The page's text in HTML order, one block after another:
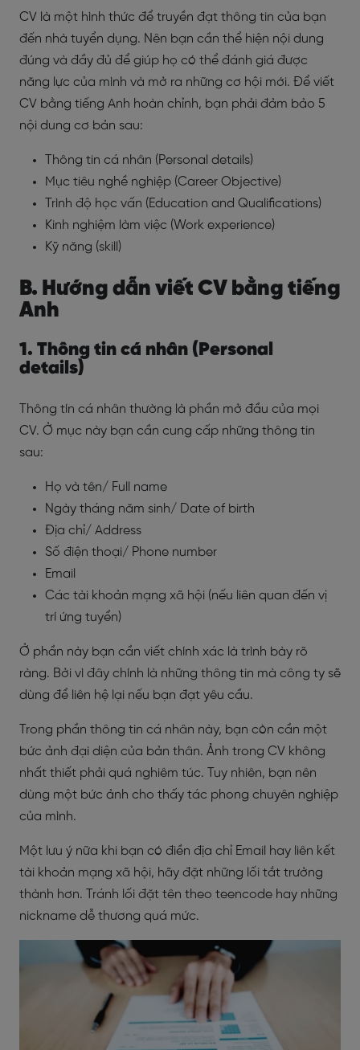
CV là một hình thức để truyền đạt thông tin của bạn
đến nhà tuyển dụng. Nên bạn cần thể hiện nội dung
đúng và đầy đủ để giúp họ có thể đánh giá được
năng lực của mình và mở ra những cơ hội mới. Để viết
CV bằng tiếng Anh hoàn chỉnh, bạn phải đảm bảo 5
nội dung cơ bản sau:
Thông tin cá nhân (Personal details)
Mục tiêu nghề nghiệp (Career Objective)
Trình độ học vấn (Education and Qualifications)
Kinh nghiệm làm việc (Work experience)
Kỹ năng (skill)
B. Hướng dẫn viết CV bằng tiếng
Anh
1. Thông tin cá nhân (Personal
details)
Thông tín cá nhân thường là phần mở đầu của mọi
CV. Ở mục này bạn cần cung cấp những thông tin
sau:
Họ và tên/ Full name
Ngày tháng năm sinh/ Date of birth
Địa chỉ/ Address
Số điện thoại/ Phone number
Email
Các tài khoản mạng xã hội (nếu liên quan đến vị
trí ứng tuyển)
Ở phần này bạn cần viết chính xác là trình bày rõ
ràng. Bởi vì đây chính là những thông tin mà công ty sẽ
dùng để liên hệ lại nếu bạn đạt yêu cầu.
Trong phần thông tin cá nhân này, bạn còn cần một
bức ảnh đại diện của bản thân. Ảnh trong CV không
nhất thiết phải quá nghiêm túc. Tuy nhiên, bạn nên
dùng một bức ảnh cho thấy tác phong chuyên nghiệp
của mình.
Một lưu ý nữa khi bạn có điền địa chỉ Email hay liên kết
tài khoản mạng xã hội, hãy đặt những lối tắt trưởng
thành hơn. Tránh lối đặt tên theo teencode hay những
nickname dễ thương quá mức.